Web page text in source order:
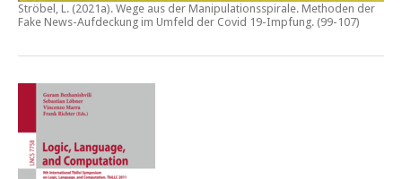
Ströbel, L. (2021a). Wege aus der Manipulationsspirale. Methoden der
Fake News-Aufdeckung im Umfeld der Covid 19-Impfung. (99-107)